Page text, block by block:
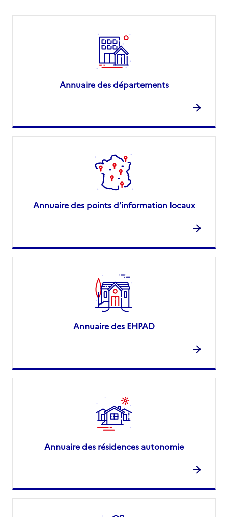
Annuaire des départements
Annuaire des points d’information locaux
Annuaire des EHPAD
Annuaire des résidences autonomie